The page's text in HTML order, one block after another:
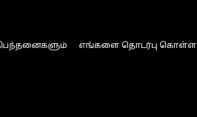
எங்களை தொடர்பு கொள்ள